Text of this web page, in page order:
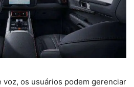
voz, os usuários podem gerenciar